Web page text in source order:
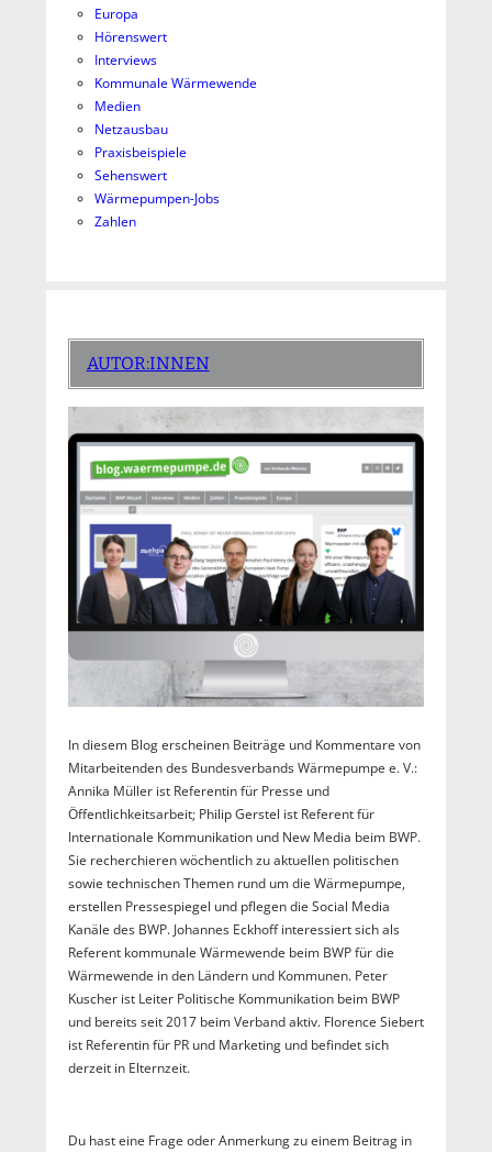
Europa
Hörenswert
Interviews
Kommunale Wärmewende
Medien
Netzausbau
Praxisbeispiele
Sehenswert
Wärmepumpen-Jobs
Zahlen
AUTOR:INNEN
In diesem Blog erscheinen Beiträge und Kommentare von
Mitarbeitenden des Bundesverbands Wärmepumpe e. V.:
Annika Müller ist Referentin für Presse und
Öffentlichkeitsarbeit; Philip Gerstel ist Referent für
Internationale Kommunikation und New Media beim BWP.
Sie recherchieren wöchentlich zu aktuellen politischen
sowie technischen Themen rund um die Wärmepumpe,
erstellen Pressespiegel und pflegen die Social Media
Kanäle des BWP. Johannes Eckhoff interessiert sich als
Referent kommunale Wärmewende beim BWP für die
Wärmewende in den Ländern und Kommunen. Peter
Kuscher ist Leiter Politische Kommunikation beim BWP
und bereits seit 2017 beim Verband aktiv. Florence Siebert
ist Referentin für PR und Marketing und befindet sich
derzeit in Elternzeit.
Du hast eine Frage oder Anmerkung zu einem Beitrag in